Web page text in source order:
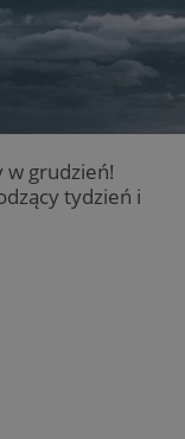
grudzień!
tydzień i